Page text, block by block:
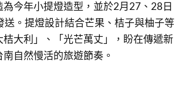
今年小提燈造型，並於2月27、28日
。提燈設計結合芒果、桔子與柚子等
大利」、「光芒萬丈」，盼在傳遞新
自然慢活的旅遊節奏。